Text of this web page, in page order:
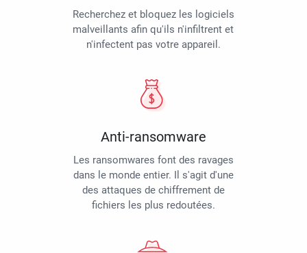
Recherchez et bloquez les logiciels
malveillants afin qu'ils n'infiltrent et
n'infectent pas votre appareil.
Anti-ransomware
Les ransomwares font des ravages
dans le monde entier. Il s'agit d'une
des attaques de chiffrement de
fichiers les plus redoutées.